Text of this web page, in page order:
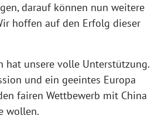
darauf können nun weitere
hoffen auf den Erfolg dieser
hat unsere volle Unterstützung.
und ein geeintes Europa
fairen Wettbewerb mit China
wollen.